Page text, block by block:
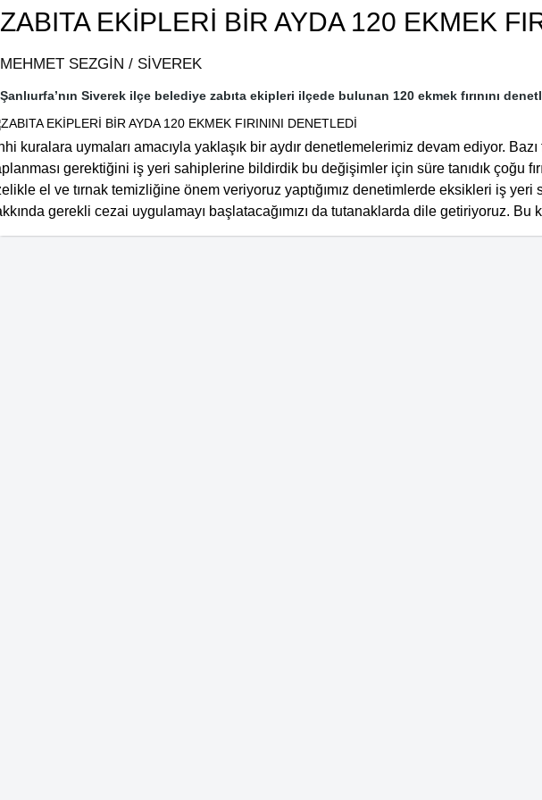
ZABITA EKİPLERİ BİR AYDA 120 EKMEK
MEHMET SEZGİN / SİVEREK
Şanlıurfa’nın Siverek ilçe belediye zabıta ekipleri ilçede bulunan 120 ekmek fırınını
kuralara uymaları amacıyla yaklaşık bir aydır denetlemelerimiz devam ediyor. Bazı
gerektiğini iş yeri sahiplerine bildirdik bu değişimler için süre tanıdık çoğu
el ve tırnak temizliğine önem veriyoruz yaptığımız denetimlerde eksikleri iş yeri
gerekli cezai uygulamayı başlatacağımızı da tutanaklarda dile getiriyoruz.